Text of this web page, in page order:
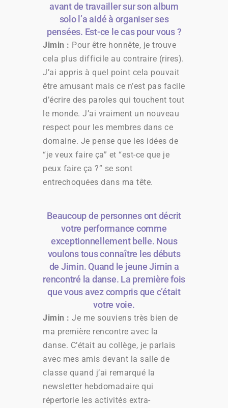
avant de travailler sur son album
solo l’a aidé à organiser ses
pensées. Est-ce le cas pour vous ?
Jimin : Pour être honnête, je trouve
cela plus difficile au contraire (rires).
J’ai appris à quel point cela pouvait
être amusant mais ce n’est pas facile
d’écrire des paroles qui touchent tout
le monde. J’ai vraiment un nouveau
respect pour les membres dans ce
domaine. Je pense que les idées de
“je veux faire ça” et “est-ce que je
peux faire ça ?” se sont
entrechoquées dans ma tête.
Beaucoup de personnes ont décrit
votre performance comme
exceptionnellement belle. Nous
voulons tous connaître les débuts
de Jimin. Quand le jeune Jimin a
rencontré la danse. La première fois
que vous avez compris que c’était
votre voie.
Jimin : Je me souviens très bien de
ma première rencontre avec la
danse. C’était au collège, je parlais
avec mes amis devant la salle de
classe quand j’ai remarqué la
newsletter hebdomadaire qui
répertorie les activités extra-